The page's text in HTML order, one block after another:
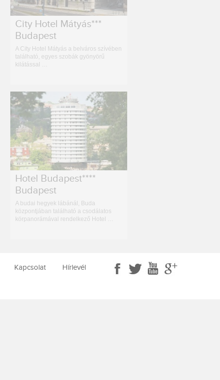
City Hotel Mátyás***
Budapest
A City Hotel Mátyás a belváros szívében
található, egyes szobák gyönyörű
kilátással …
Hotel Budapest****
Budapest
A budai hegyek lábánál, Buda
központjában található a csodálatos
körpanorámával rendelkező Hotel …
Kapcsolat Hírlevél